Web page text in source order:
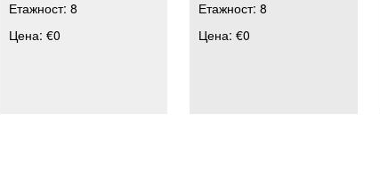
Етажност: 8
Цена: €0
Етажност:8
Цена:€0